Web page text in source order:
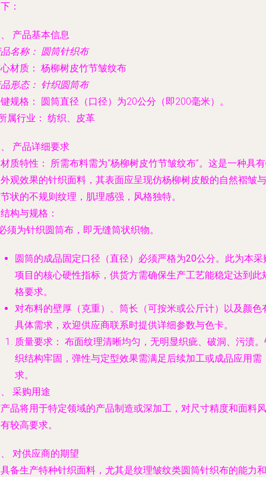
：
产品基本信息
名称： 圆筒针织布
材质： 杨柳树皮竹节皱纹布
形态： 针织圆筒布
规格：
圆筒直径（口径）为20公分（即200毫米）。
属行业： 纺织、皮革
产品详细要求
材质特性：
所需布料需为“杨柳树皮竹节皱纹布”。这是一种具
观效果的针织面料，其表面应呈现仿杨柳树皮般的自然褶皱与
状的不规则纹理，肌理感强，风格独特。
结构与规格：
须为针织圆筒布 ，即无缝筒状织物。
圆筒的成品固定口径（直径）必须严格为20公分。此为本采
项目的核心硬性指标，供货方需确保生产工艺能稳定达到此
格要求。
对布料的壁厚（克重）、筒长（可按米或公斤计）以及颜色
具体需求，欢迎供应商联系时提供详细参数与色卡。
质量要求： 布面纹理清晰均匀，无明显织疵、破洞、污渍
织结构牢固，弹性与定型效果需满足后续加工或成品应用需
求。
采购用途
品将用于特定领域的产品制造或深加工，对尺寸精度和面料风
较高要求。
对供应商的期望
备生产特种针织面料，尤其是纹理皱纹类圆筒针织布的能力和